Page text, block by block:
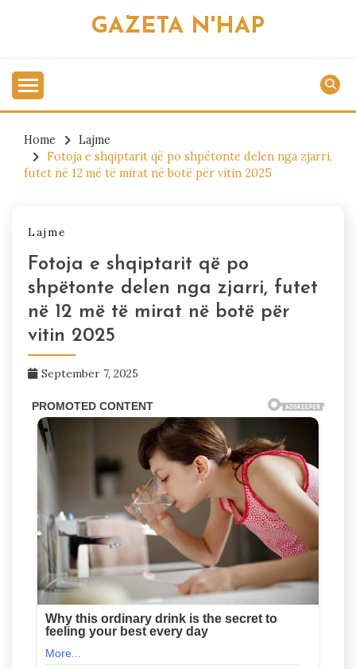
GAZETA N'HAP
Home
Lajme
Fotoja e shqiptarit që po shpëtonte delen nga zjarri,
futet në 12 më të mirat në botë për vitin 2025
Lajme
Fotoja e shqiptarit që po
shpëtonte delen nga zjarri, futet
në 12 më të mirat në botë për
vitin 2025
September 7, 2025